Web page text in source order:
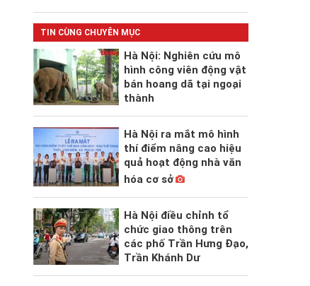
TIN CÙNG CHUYÊN MỤC
Hà Nội: Nghiên cứu mô
hình công viên động vật
bán hoang dã tại ngoại
thành
Hà Nội ra mắt mô hình
thí điểm nâng cao hiệu
quả hoạt động nhà văn
hóa cơ sở
Hà Nội điều chỉnh tổ
chức giao thông trên
các phố Trần Hưng Đạo,
Trần Khánh Dư